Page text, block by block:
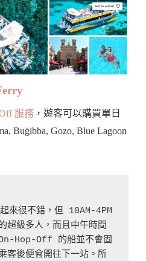
服務 ，遊客可以購買單日
Buġibba, Gozo, Blue Lagoon
來很不錯，但 10AM-4PM
超級多人，而且中午時間
Hop-Off 的船並不會固
客後便會開往下一站。所